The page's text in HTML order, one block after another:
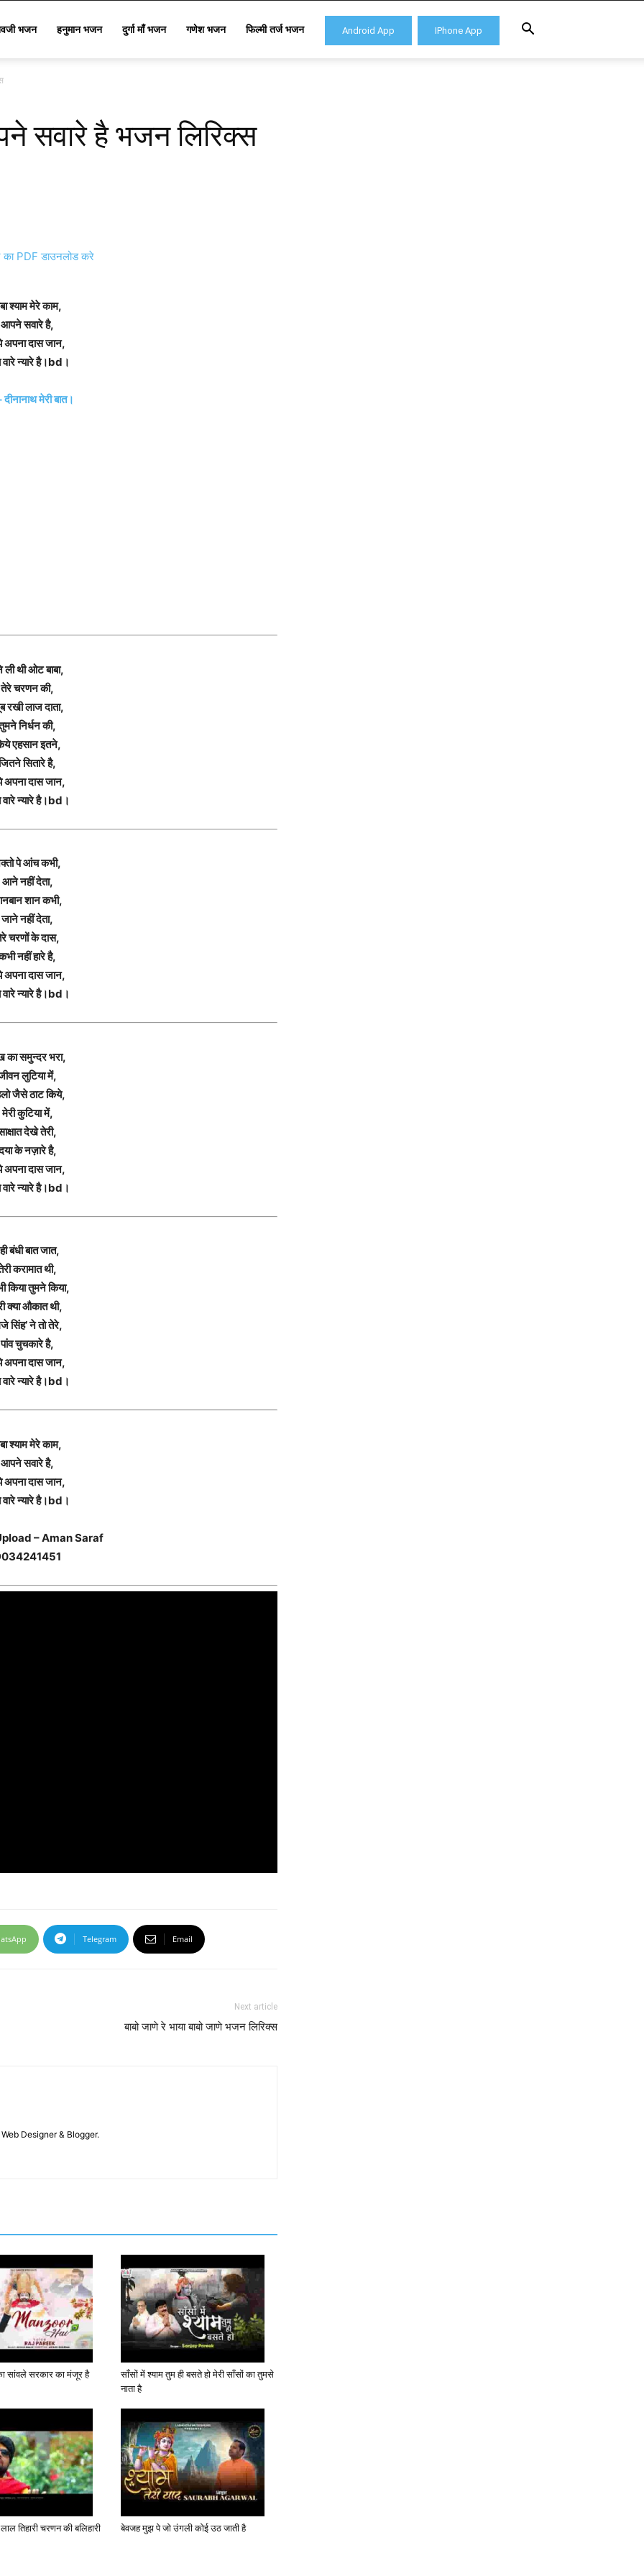
Android App IPhone App
भजन हनुमान भजन दुर्गा माँ भजन गणेश भजन फिल्मी तर्ज भजन
सवारे है भजन लिरिक्स
PDF डाउनलोड करे
श्याम मेरे काम,
आपने सवारे है,
अपना दास जान,
वारे न्यारे है।bd।
दीनानाथ मेरी बात।
ली थी ओट बाबा,
तेरे चरणन की,
रखी लाज दाता,
निर्धन की,
एहसान इतने,
सितारे है,
अपना दास जान,
वारे न्यारे है।bd।
पे आंच कभी,
आने नहीं देता,
शान कभी,
जाने नहीं देता,
चरणों के दास,
नहीं हारे है,
अपना दास जान,
वारे न्यारे है।bd।
का समुन्दर भरा,
लुटिया में,
जैसे ठाट किये,
मेरी कुटिया में,
देखे तेरी,
के नज़ारे है,
अपना दास जान,
वारे न्यारे है।bd।
बंधी बात जात,
करामात थी,
किया तुमने किया,
क्या औकात थी,
सिंह’ ने तो तेरे,
पांव चुचकारे है,
अपना दास जान,
वारे न्यारे है।bd।
श्याम मेरे काम,
आपने सवारे है,
अपना दास जान,
वारे न्यारे है।bd।
– Aman Saraf
Telegram Email
Next article
बाबो जाणे रे भाया बाबो जाणे भजन लिरिक्स
Designer & Blogger.
सांवले सरकार का मंजूर है
साँसों में श्याम तुम ही बसते हो मेरी साँसों का तुमसे
नाता है
लाल तिहारी चरणन की बलिहारी बेवजह मुझ पे जो उंगली कोई उठ जाती है